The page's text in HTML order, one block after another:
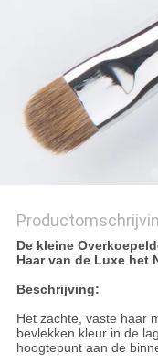
De kleine
Haar van de Luxe het
Beschrijving:
Het zachte, vaste haar
bevlekken kleur in de
hoogtepunt aan de